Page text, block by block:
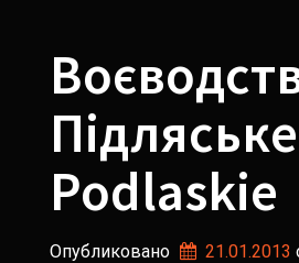
Підляськe
Podlaskie
Опубликовано 21.01.2013